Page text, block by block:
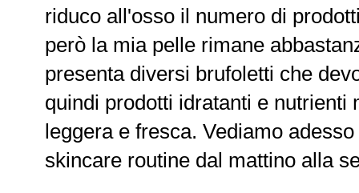
riduco all'osso il numero di
però la mia pelle rimane
presenta diversi brufoletti che
quindi prodotti idratanti e nutrienti
leggera e fresca. Vediamo
skincare routine dal mattino alla